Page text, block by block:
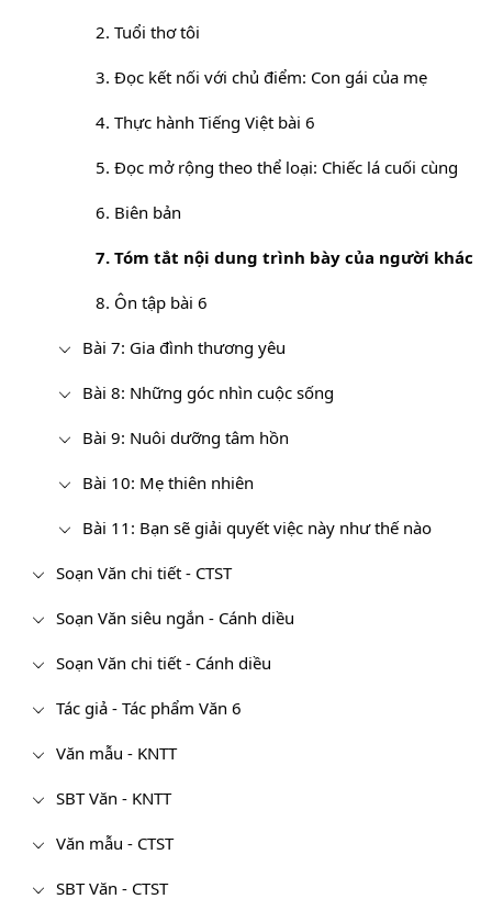
2. Tuổi thơ tôi
3. Đọc kết nối với chủ điểm: Con gái của mẹ
4. Thực hành Tiếng Việt bài 6
5. Đọc mở rộng theo thể loại: Chiếc lá cuối cùng
6. Biên bản
7. Tóm tắt nội dung trình bày của người khác
8. Ôn tập bài 6
Bài 7: Gia đình thương yêu
Bài 8: Những góc nhìn cuộc sống
Bài 9: Nuôi dưỡng tâm hồn
Bài 10: Mẹ thiên nhiên
Bài 11: Bạn sẽ giải quyết việc này như thế nào
Soạn Văn chi tiết - CTST
Soạn Văn siêu ngắn - Cánh diều
Soạn Văn chi tiết - Cánh diều
Tác giả - Tác phẩm Văn 6
Văn mẫu - KNTT
SBT Văn - KNTT
Văn mẫu - CTST
SBT Văn - CTST